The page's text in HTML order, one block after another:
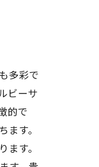
多彩で
ビーサ
的で
す。
す。